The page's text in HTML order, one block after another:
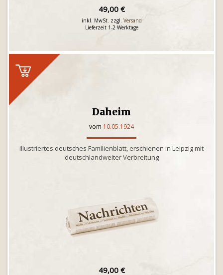
49,00 €
inkl. MwSt. zzgl. Versand
Lieferzeit 1-2 Werktage
Daheim
vom 10.05.1924
illustriertes deutsches Familienblatt, erschienen in Leipzig mit
deutschlandweiter Verbreitung
49,00 €